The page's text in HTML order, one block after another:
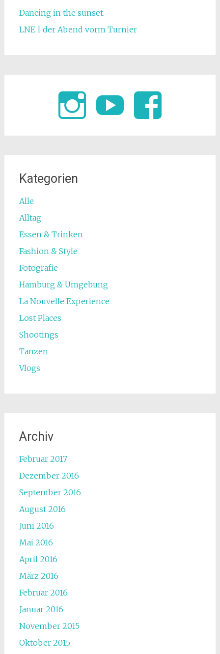
Dancing in the sunset.
LNE | der Abend vorm Turnier
Kategorien
Alle
Alltag
Essen & Trinken
Fashion & Style
Fotografie
Hamburg & Umgebung
La Nouvelle Experience
Lost Places
Shootings
Tanzen
Vlogs
Archiv
Februar 2017
Dezember 2016
September 2016
August 2016
Juni 2016
Mai 2016
April 2016
März 2016
Februar 2016
Januar 2016
November 2015
Oktober 2015